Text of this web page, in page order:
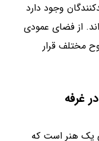
وجود دارد
از فضای عمودی
مختلف قرار
غرفه
یک هنر است که